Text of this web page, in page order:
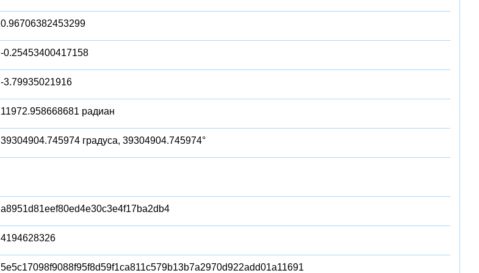
0.96706382453299
-0.25453400417158
-3.79935021916
11972.958668681 радиан
39304904.745974 градуса, 39304904.745974°
a8951d81eef80ed4e30c3e4f17ba2db4
4194628326
5e5c17098f9088f95f8d59f1ca811c579b13b7a2970d922add01a11691